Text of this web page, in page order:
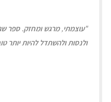
"עוצמתי, מרגש ומחזק. ספר
ולנסות ולהשתדל להיות יותר